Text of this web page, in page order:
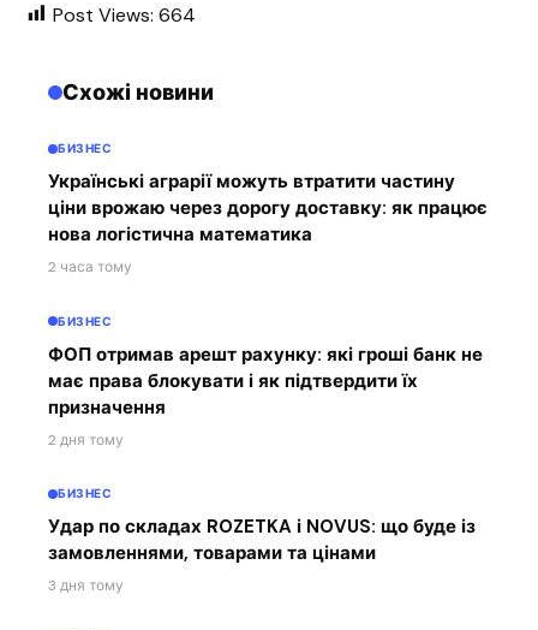
Post Views: 664
Схожі новини
БИЗНЕС
Українські аграрії можуть втратити частину
ціни врожаю через дорогу доставку: як працює
нова логістична математика
2 часа тому
БИЗНЕС
ФОП отримав арешт рахунку: які гроші банк не
має права блокувати і як підтвердити їх
призначення
2 дня тому
БИЗНЕС
Удар по складах ROZETKA і NOVUS: що буде із
замовленнями, товарами та цінами
3 дня тому